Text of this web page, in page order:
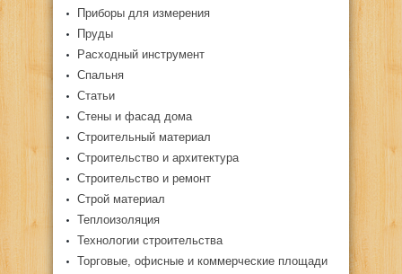
Приборы для измерения
Пруды
Расходный инструмент
Спальня
Статьи
Стены и фасад дома
Строительный материал
Строительство и архитектура
Строительство и ремонт
Строй материал
Теплоизоляция
Технологии строительства
Торговые, офисные и коммерческие площади